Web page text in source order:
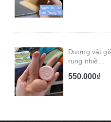
Dương vật
rung nhiề...
550.000₫